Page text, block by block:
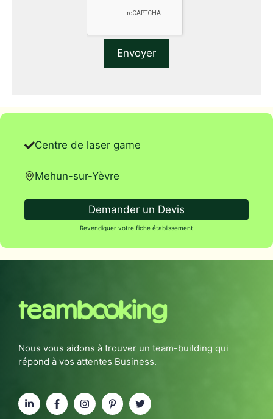
Centre de laser game
Mehun-sur-Yèvre
Demander un Devis
Revendiquer votre fiche établissement
Nous vous aidons à trouver un team-building qui
répond à vos attentes Business.